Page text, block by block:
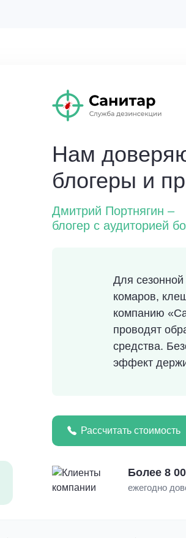
Нам
блогеры и
Дмитрий Портнягин –
блогер с аудиторией
Для сезонной
комаров,
компанию
проводят
средства.
эффект
Рассчитать стоимость
Более 8
ежегодно